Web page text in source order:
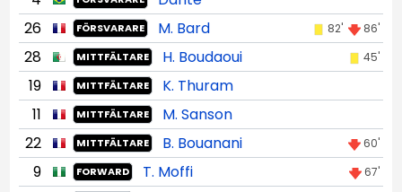
26
FÖRSVARARE M. Bard 82' 86'
28 MITTFÄLTARE H. Boudaoui 45'
19 MITTFÄLTARE
K. Thuram
11
MITTFÄLTARE
M. Sanson
22
MITTFÄLTARE B. Bouanani 60'
9 FORWARD T. Moffi 67'